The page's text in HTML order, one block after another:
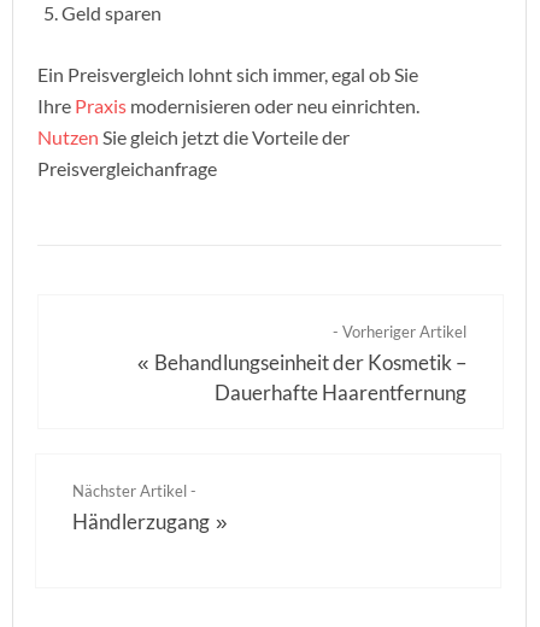
Geld sparen
Ein Preisvergleich lohnt sich immer, egal ob Sie
Ihre Praxis modernisieren oder neu einrichten.
Nutzen Sie gleich jetzt die Vorteile der
Preisvergleichanfrage
- Vorheriger Artikel
« Behandlungseinheit der Kosmetik –
Dauerhafte Haarentfernung
Nächster Artikel -
Händlerzugang »